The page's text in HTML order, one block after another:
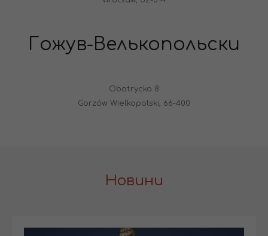
Гожув-Велькопольски
Obotrycka 8
Gorzów Wielkopolski, 66-400
Новини